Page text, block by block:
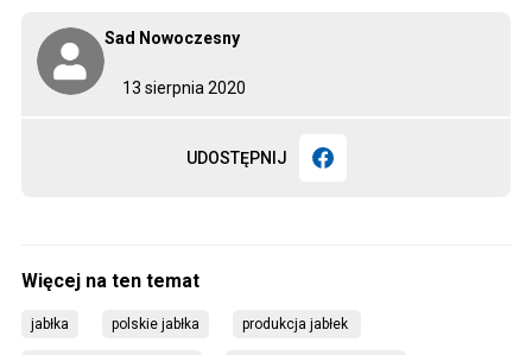
13 sierpnia 2020
Sad Nowoczesny
UDOSTĘPNIJ
jabłka polskie jabłka produkcja jabłek